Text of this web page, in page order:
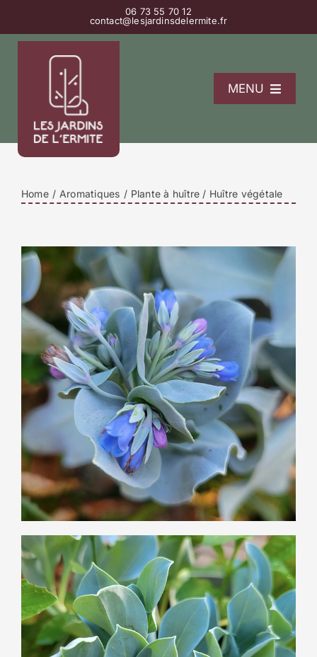
06 73 55 70 12
contact@lesjardinsdelermite.fr
MENU
La pépinière
Contact
Home Aromatiques Plante à huître / Huître végétale